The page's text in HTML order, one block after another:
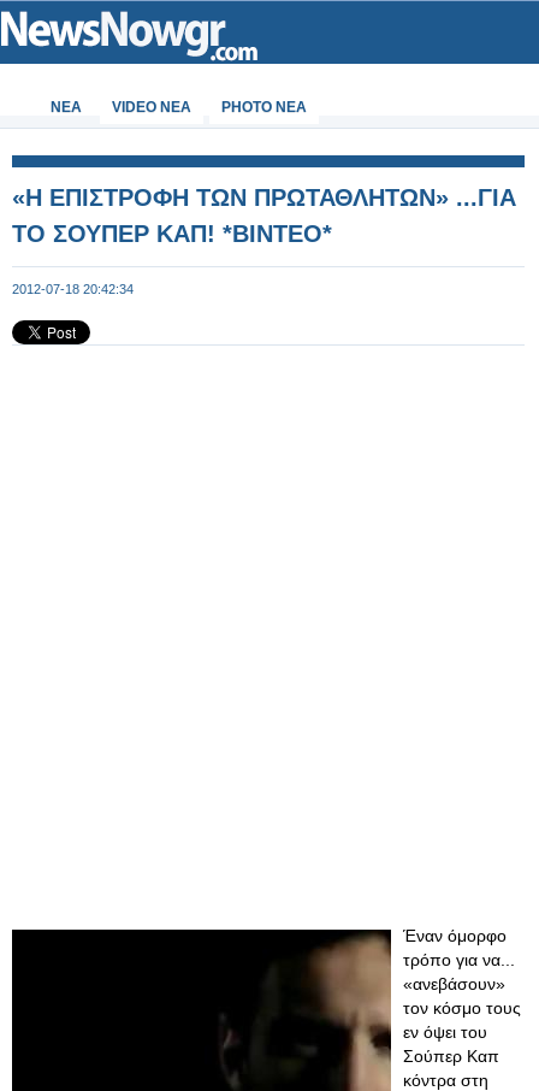
ΝΕΑ VIDEO NEA PHOTO NEA
«Η ΕΠΙΣΤΡΟΦΗ ΤΩΝ ΠΡΩΤΑΘΛΗΤΩΝ» ...ΓΙΑ
ΤΟ ΣΟΥΠΕΡ ΚΑΠ! *ΒΙΝΤΕΟ*
2012-07-18 20:42:34
Έναν όμορφο
τρόπο για να...
«ανεβάσουν»
τον κόσμο τους
εν όψει του
Σούπερ Καπ
κόντρα στη